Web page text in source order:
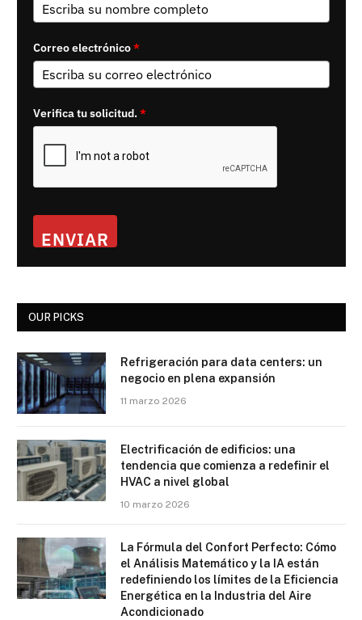
Correo electrónico*
Verifica tu solicitud.*
ENVIAR
OUR PICKS
Refrigeración para data centers: un
negocio en plena expansión
11 marzo 2026
Electrificación de edificios: una
tendencia que comienza a redefinir el
HVAC a nivel global
10 marzo 2026
La Fórmula del Confort Perfecto: Cómo
el Análisis Matemático y la IA están
redefiniendo los límites de la Eficiencia
Energética en la Industria del Aire
Acondicionado